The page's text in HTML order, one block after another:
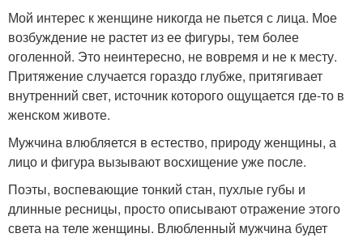
Мой интерес к женщине никогда не пьется с лица. Мое
возбуждение не растет из ее фигуры, тем более
оголенной. Это неинтересно, не вовремя и не к месту.
Притяжение случается гораздо глубже, притягивает
внутренний свет, источник которого ощущается где-то в
женском животе.
Мужчина влюбляется в естество, природу женщины, а
лицо и фигура вызывают восхищение уже после.
Поэты, воспевающие тонкий стан, пухлые губы и
длинные ресницы, просто описывают отражение этого
света на теле женщины. Влюбленный мужчина будет